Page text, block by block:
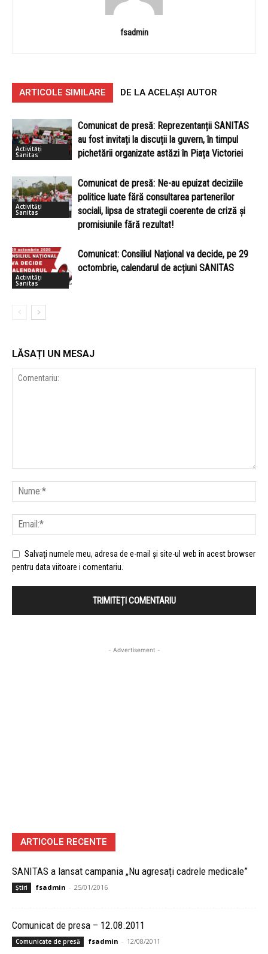
fsadmin
ARTICOLE SIMILARE DE LA ACELAȘI AUTOR
Activități
Sanitas
Comunicat de presă: Reprezentanții SANITAS
au fost invitați la discuții la guvern, în timpul
pichetării organizate astăzi în Piața Victoriei
Activități
Sanitas
Comunicat de presă: Ne-au epuizat deciziile
politice luate fără consultarea partenerilor
sociali, lipsa de strategii coerente de criză și
promisiunile fără rezultat!
Activități
Sanitas
Comunicat: Consiliul Național va decide, pe 29
octombrie, calendarul de acțiuni SANITAS
LĂSAȚI UN MESAJ
Salvați numele meu, adresa de e-mail și site-ul web în acest browser
pentru data viitoare i comentariu.
- Advertisement -
ARTICOLE RECENTE
SANITAS a lansat campania „Nu agresați cadrele medicale”
Știri fsadmin - 25/01/2016
Comunicat de presa – 12.08.2011
Comunicate de presă fsadmin - 12/08/2011